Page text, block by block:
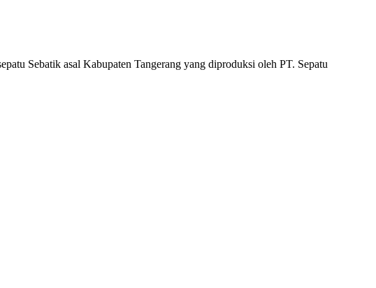
Sebatik asal Kabupaten Tangerang yang diproduksi oleh PT. Sepatu